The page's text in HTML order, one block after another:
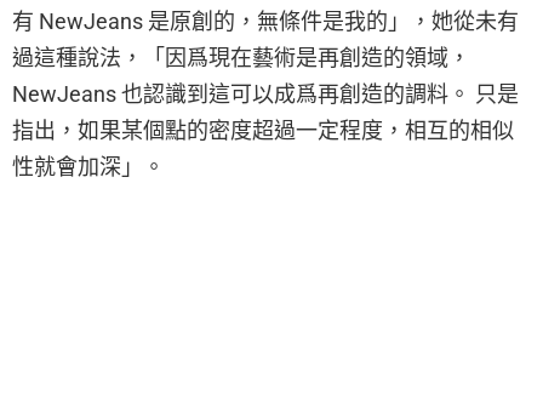
有 NewJeans 是原創的，無條件是我的」，她從未有
過這種說法，「因爲現在藝術是再創造的領域，
NewJeans 也認識到這可以成爲再創造的調料。 只是
指出，如果某個點的密度超過一定程度，相互的相似
性就會加深」。